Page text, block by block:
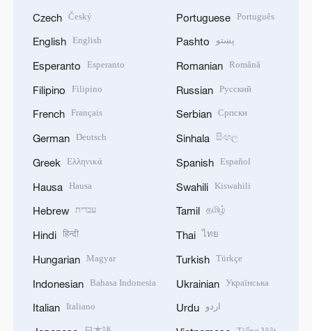
Czech Český
English English
Esperanto Esperanto
Filipino Filipino
French Français
German Deutsch
Greek Ελληνικά
Hausa Hausa
Hebrew עברית
Hindi हिन्दी
Hungarian Magyar
Indonesian Bahasa Indonesia
Italian Italiano
Portuguese Português
Pashto پښتو
Romanian Română
Russian Русский
Serbian Српски
Sinhala සිංහල
Spanish Español
Swahili Kiswahili
Tamil தமிழ்
Thai ไทย
Turkish Türkçe
Ukrainian Українська
Urdu اردو